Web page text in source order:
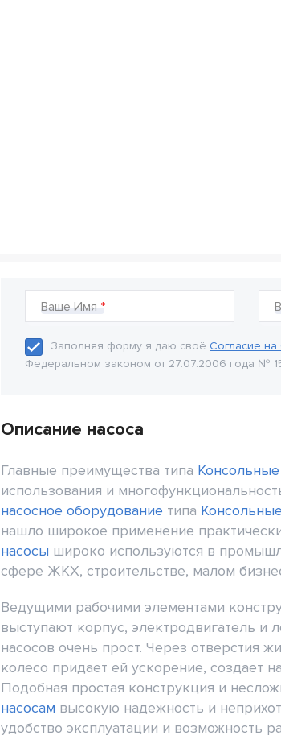
Ваше Имя
Заполняя форму я даю своё Согласие
Федеральном законом от 27.07.2006 года №
Описание насоса
Главные преимущества типа
использования и
насосное оборудование типа
нашло широкое применение
насосы широко используются в
сфере ЖКХ, строительстве, малом
Ведущими рабочими элементами
выступают корпус, электродвигатель и
насосов очень прост. Через отверстия
колесо придает ей ускорение, создает
Подобная простая конструкция и
насосам высокую надежность и
удобство эксплуатации и возможность